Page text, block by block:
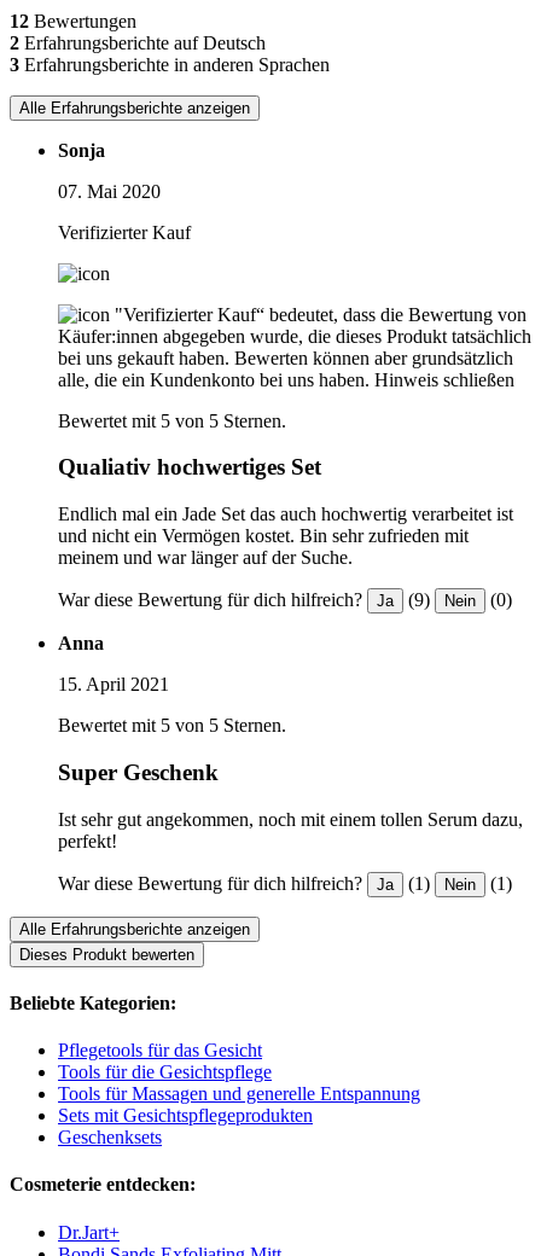
12 Bewertungen
2 Erfahrungsberichte auf Deutsch
3 Erfahrungsberichte in anderen Sprachen
Alle Erfahrungsberichte anzeigen
Sonja
07. Mai 2020
Verifizierter Kauf
"Verifizierter Kauf“ bedeutet, dass die Bewertung von
Käufer:innen abgegeben wurde, die dieses Produkt tatsächlich
bei uns gekauft haben. Bewerten können aber grundsätzlich
alle, die ein Kundenkonto bei uns haben. Hinweis schließen
Bewertet mit 5 von 5 Sternen.
Qualiativ hochwertiges Set
Endlich mal ein Jade Set das auch hochwertig verarbeitet ist
und nicht ein Vermögen kostet. Bin sehr zufrieden mit
meinem und war länger auf der Suche.
War diese Bewertung für dich hilfreich? Ja (9) Nein (0)
Anna
15. April 2021
Bewertet mit 5 von 5 Sternen.
Super Geschenk
Ist sehr gut angekommen, noch mit einem tollen Serum dazu,
perfekt!
War diese Bewertung für dich hilfreich? Ja (1) Nein (1)
Alle Erfahrungsberichte anzeigen
Dieses Produkt bewerten
Beliebte Kategorien:
Pflegetools für das Gesicht
Tools für die Gesichtspflege
Tools für Massagen und generelle Entspannung
Sets mit Gesichtspflegeprodukten
Geschenksets
Cosmeterie entdecken:
Dr.Jart+